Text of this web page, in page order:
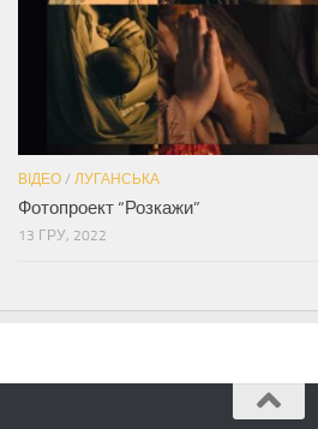
ВІДЕО / ЛУГАНСЬКА
Фотопроект “Розкажи”
13 ГРУ, 2022